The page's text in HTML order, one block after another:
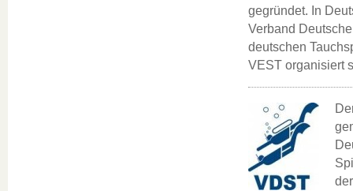
gegründet. In
Verband
deutschen
VEST organisiert